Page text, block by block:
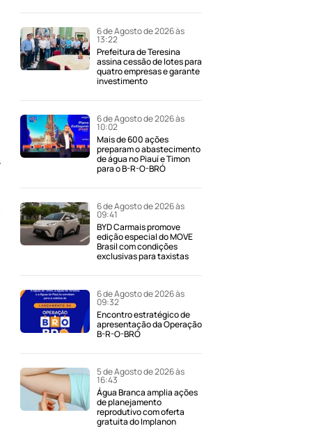
6 de Agosto de 2026 às
13:22
Prefeitura de Teresina
assina cessão de lotes para
quatro empresas e garante
investimento
6 de Agosto de 2026 às
10:02
Mais de 600 ações
preparam o abastecimento
de água no Piauí e Timon
para o B-R-O-BRÓ
6 de Agosto de 2026 às
09:41
BYD Carmais promove
edição especial do MOVE
Brasil com condições
exclusivas para taxistas
6 de Agosto de 2026 às
09:32
Encontro estratégico de
apresentação da Operação
B-R-O-BRÓ
5 de Agosto de 2026 às
16:43
Água Branca amplia ações
de planejamento
reprodutivo com oferta
gratuita do Implanon